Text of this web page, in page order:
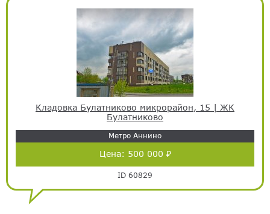
Кладовка Булатниково микрорайон, 15 | ЖК
Булатниково
Метро Аннино
Цена: 500 000 ₽
ID 60829